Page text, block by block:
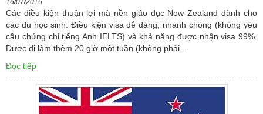
16/07/2016
Các điều kiện thuận lợi mà nền giáo dục New Zealand dành cho
các du học sinh: Điều kiện visa dễ dàng, nhanh chóng (không yêu
cầu chứng chỉ tiếng Anh IELTS) và khả năng được nhận visa 99%.
Được đi làm thêm 20 giờ một tuần (không phải...
Đọc tiếp